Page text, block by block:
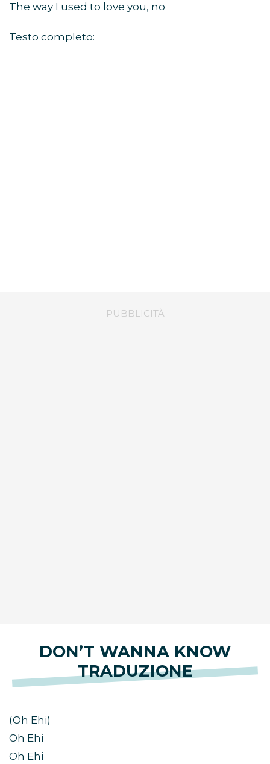
The way I used to love you, no
Testo completo:
DON’T WANNA KNOW
TRADUZIONE
(Oh Ehi)
Oh Ehi
Oh Ehi